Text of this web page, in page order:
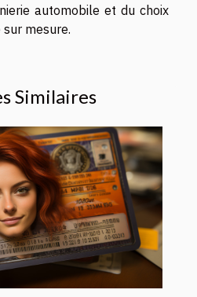
automobile et du choix
mesure.
Similaires